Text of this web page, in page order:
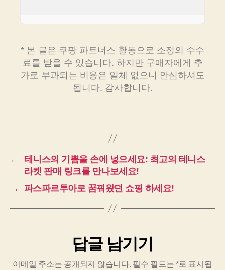
* 본 글은 쿠팡 파트너스 활동으로 소정의 수수
료를 받을 수 있습니다. 하지만 구매자에게 추
가로 부과되는 비용은 일체 없으니 안심하셔도
됩니다. 감사합니다.
←
테니스의 기쁨을 손에 넣으세요: 최고의 테니스
라켓 판매 링크를 만나보세요!
→
파스파르투아로 꿈꿔왔던 쇼핑 하세요!
답글 남기기
이메일 주소는 공개되지 않습니다. 필수 필드는*로 표시됩